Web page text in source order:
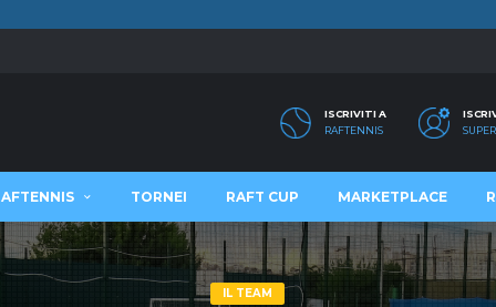
ISCRIVITI A
RAFTENNIS
TORNEI RAFT CUP MARKETPLACE
IL TEAM